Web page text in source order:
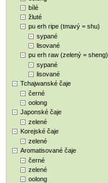
bílé
žluté
pu erh ripe (tmavý = shu)
sypané
lisované
pu erh raw (zelený = sheng)
sypané
lisované
Tchajwanské čaje
černé
oolong
Japonské čaje
zelené
Korejské čaje
zelené
Aromatisované čaje
černé
zelené
oolong